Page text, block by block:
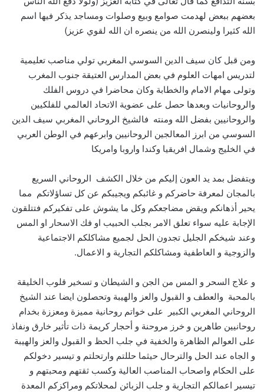
بعضهم ببعض لهدمت صوامع وبيع وصلوات ومساجد يذكر فيها اسم
الله كثيرا ولينصرن الله من ينصره ان الله لقوي عزيز)
ومن قبل كان سيف الدين السوسي المغربي تولي مناصب تعليمية
لتدريس امهات العلوم في بعض المدارس العتيقة جنوب المغرب
وتولى مهام الامام والخطابة وكان محاضرا في دروس الفلك
والروحانيات وبعدها حصل على عضوية الاتحاد العالمي للفلكيين
والروحانيين بفضل الله ومنته فالشيخ الروحاني المغربي سيف الدين
السوسي من ابرز المعالجين الروحانيين وابرعهم في الوطن العربي
في الخليج وشمال افريقيا وكندا واروبا وامريكا
ويتفضل بمد يد العون إليكم من خلال الكشف الروحاني السريع
بالمجان لمعرفة حاضركم و غائبكم ويجيبكم عن كل تساؤلاتكم مما
يحير أذهانكم ويقض مضاجعكم وكل ما يشوش على تفكيركم فتتلقون
الإجابة عليه سواء تعلق الامر بجلب الحبيب او فك الاسحار او المس
وعند شيخكم الجليل تجدون الحل لجميع مشاكلكم الاجتماعية
والزوجية و العاطفية ومشاكلكم التجارية و الاعمال.
و علاج السحر و المس من الجن و الشيطان و تسخير قلوب الخليقة
بالمحبة والعطف و القبول والعز والهيبة وتحصلون ايضا عند الشيخ
الروحاني المغربي الكبير على خواتم روحانية مميزة ومعززة بخدام
روحانيين طاهرين و خرز مروحنة و أحجار كريمة ذات تأثير خارق ونفاذ
على العوالم الظاهرة والخفية في جلب الحظ و القبول والعز والهيبة
و الجاه عند الحل والترحال حيثما حللتم وارتحلتم و تيسير دخولكم
على الحكام واصحاب المناصب العالية وكسب ثقتهم ومحبتهم و
تيسير اعمالكم التجارية و جلب الزبائن لمحلاتكم ومراكزكم المعدة